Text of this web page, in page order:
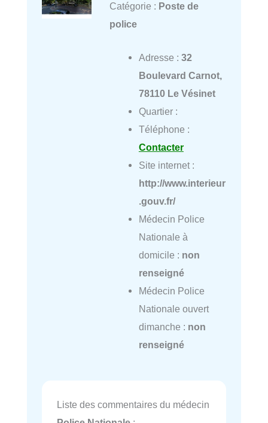
Catégorie : Poste de
police
Adresse : 32
Boulevard Carnot,
78110 Le Vésinet
Quartier :
Téléphone :
Contacter
Site internet :
http://www.interieur
.gouv.fr/
Médecin Police
Nationale à
domicile : non
renseigné
Médecin Police
Nationale ouvert
dimanche : non
renseigné
Liste des commentaires du médecin